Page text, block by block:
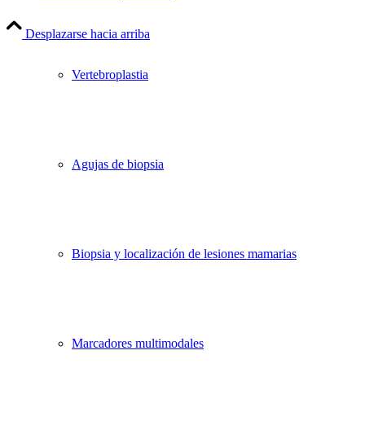
Vertebroplastia
Agujas de biopsia
Biopsia y localización de lesiones mamarias
Marcadores multimodales
Desplazarse hacia arriba